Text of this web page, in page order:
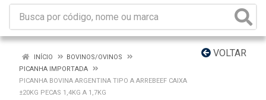
VOLTAR
INÍCIO
BOVINOS/OVINOS
PICANHA IMPORTADA
PICANHA BOVINA ARGENTINA TIPO A ARREBEEF CAIXA
±20KG PECAS 1,4KG A 1,7KG